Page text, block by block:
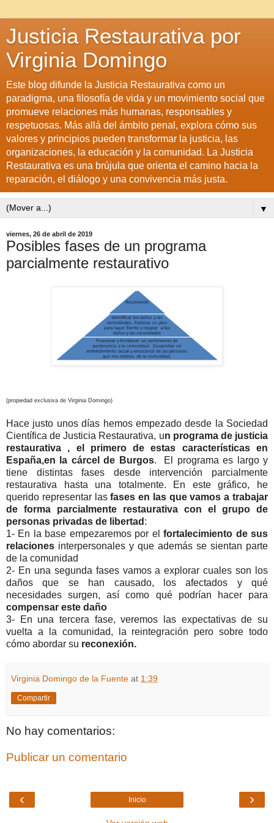
Justicia Restaurativa por
Virginia Domingo
Este blog difunde la Justicia Restaurativa como un
paradigma, una filosofía de vida y un movimiento social que
promueve relaciones más humanas, responsables y
respetuosas. Más allá del ámbito penal, explora cómo sus
valores y principios pueden transformar la justicia, las
organizaciones, la educación y la comunidad. La Justicia
Restaurativa es una brújula que orienta el camino hacia la
reparación, el diálogo y una convivencia más justa.
▼
viernes, 26 de abril de 2019
Posibles fases de un programa
parcialmente restaurativo
(propiedad exclusiva de Virginia Domingo)
Hace justo unos días hemos empezado desde la Sociedad
Científica de Justicia Restaurativa, un programa de justicia
restaurativa , el primero de estas características en
España,en la cárcel de Burgos. El programa es largo y
tiene distintas fases desde intervención parcialmente
restaurativa hasta una totalmente. En este gráfico, he
querido representar lasfases en las que vamos a trabajar
de forma parcialmente restaurativa con el grupo de
personas privadas de libertad :
1- En la base empezaremos por elfortalecimiento de sus
relaciones interpersonales y que además se sientan parte
de la comunidad
2- En una segunda fases vamos a explorar cuales son los
daños que se han causado, los afectados y qué
necesidades surgen, así como qué podrían hacer para
compensar este daño
3- En una tercera fase, veremos las expectativas de su
vuelta a la comunidad, la reintegración pero sobre todo
cómo abordar su reconexión.
Virginia Domingo de la Fuente at 1:39
Compartir
No hay comentarios:
Publicar un comentario
‹ ›
Inicio